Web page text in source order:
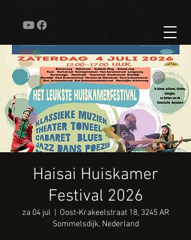
Haisai Huiskamer
Festival 2026
za 04 jul
Oost-Krakeelstraat 18, 3245 AR
Sommelsdijk, Nederland